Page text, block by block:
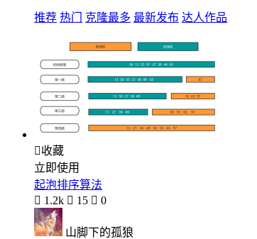
推荐 热门 克隆最多 最新发布 达人作品
收藏
立即使用
起泡排序算法
 1.2k  15  0
山脚下的孤狼